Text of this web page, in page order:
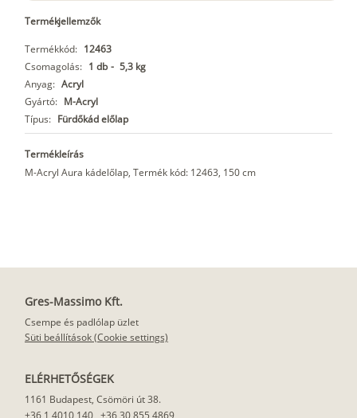
Termékjellemzők
Termékkód: 12463
Csomagolás: 1 db - 5,3 kg
Anyag: Acryl
Gyártó: M-Acryl
Típus: Fürdőkád előlap
Termékleírás
M-Acryl Aura kádelőlap, Termék kód: 12463, 150 cm
Gres-Massimo Kft.
Csempe és padlólap üzlet
Süti beállítások (Cookie settings)
ELÉRHETŐSÉGEK
1161 Budapest, Csömöri út 38.